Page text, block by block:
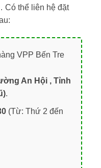
Có thể liên hệ đặt
VPP Bến Tre
An Hội , Tỉnh
.
(Từ: Thứ 2 đến